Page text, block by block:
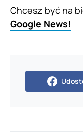
Chcesz być na
Google News!